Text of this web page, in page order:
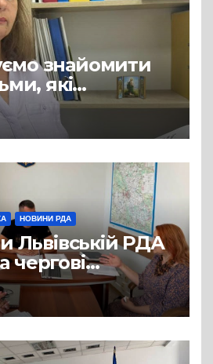
знайомити
які
нашим
і захисницям
до цивільного
НОВИНИ РДА
Львівській РДА
чергові
та
кандидатів
із